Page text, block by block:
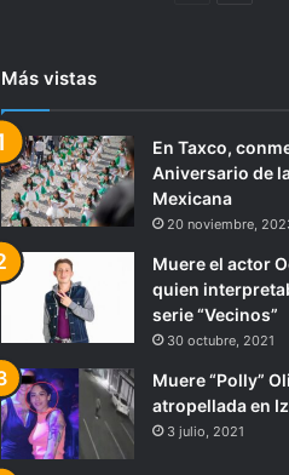
Más vistas
En Taxco,
Aniversario de
Mexicana
20 noviembre,
Muere el actor
quien
serie “Vecinos”
30 octubre, 2021
Muere “Polly”
atropellada en
3 julio, 2021